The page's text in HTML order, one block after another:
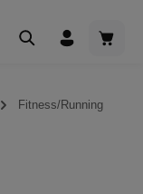
Fitness/Running